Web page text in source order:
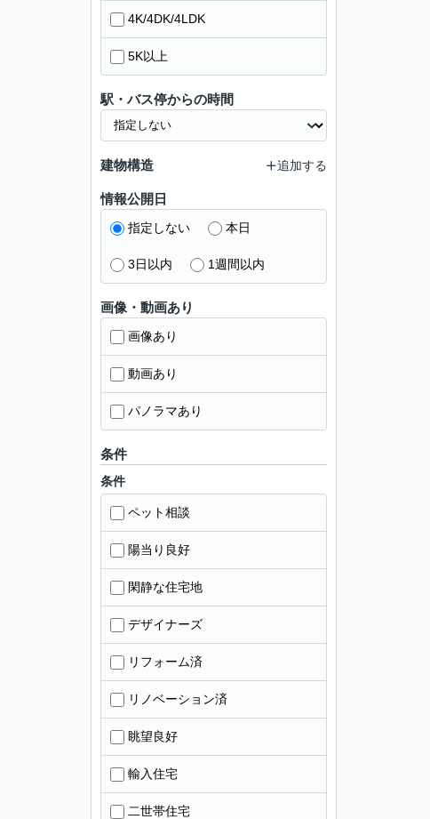
4K/4DK/4LDK
5K以上
駅・バス停からの時間
建物構造 追加する
情報公開日
指定しない 本日
3日以内 1週間以内
画像・動画あり
画像あり
動画あり
パノラマあり
条件
条件
ペット相談
陽当り良好
閑静な住宅地
デザイナーズ
リフォーム済
リノベーション済
眺望良好
輸入住宅
二世帯住宅